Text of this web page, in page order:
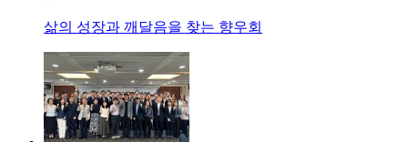
삶의 성장과 깨달음을 찾는 향우회